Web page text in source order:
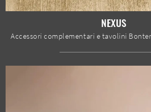
NEXUS